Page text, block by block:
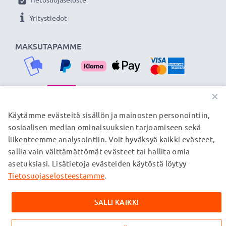
siksi tarjoamme 36 kuukauden takuun!
MAKSUTAPAMME
Yritystiedot
TOIMITUSKUMPPANIMME
© subtel.fi 2026
Kaikki hinnat sisältävät arvonlisäveron, mutta ei
toimituskuluja. Kaikki sivuillamme mainitut tavaramerkit ovat
verkkosivuillamme ainoastaan tuotteitamme koskevan
×
Käytämme evästeitä sisällön ja mainosten personointiin,
sosiaalisen median ominaisuuksien tarjoamiseen sekä
liikenteemme analysointiin. Voit hyväksyä kaikki evästeet,
sallia vain välttämättömät evästeet tai hallita omia
asetuksiasi. Lisätietoja evästeiden käytöstä löytyy
Tietosuojaselosteestamme.
SALLI KAIKKI